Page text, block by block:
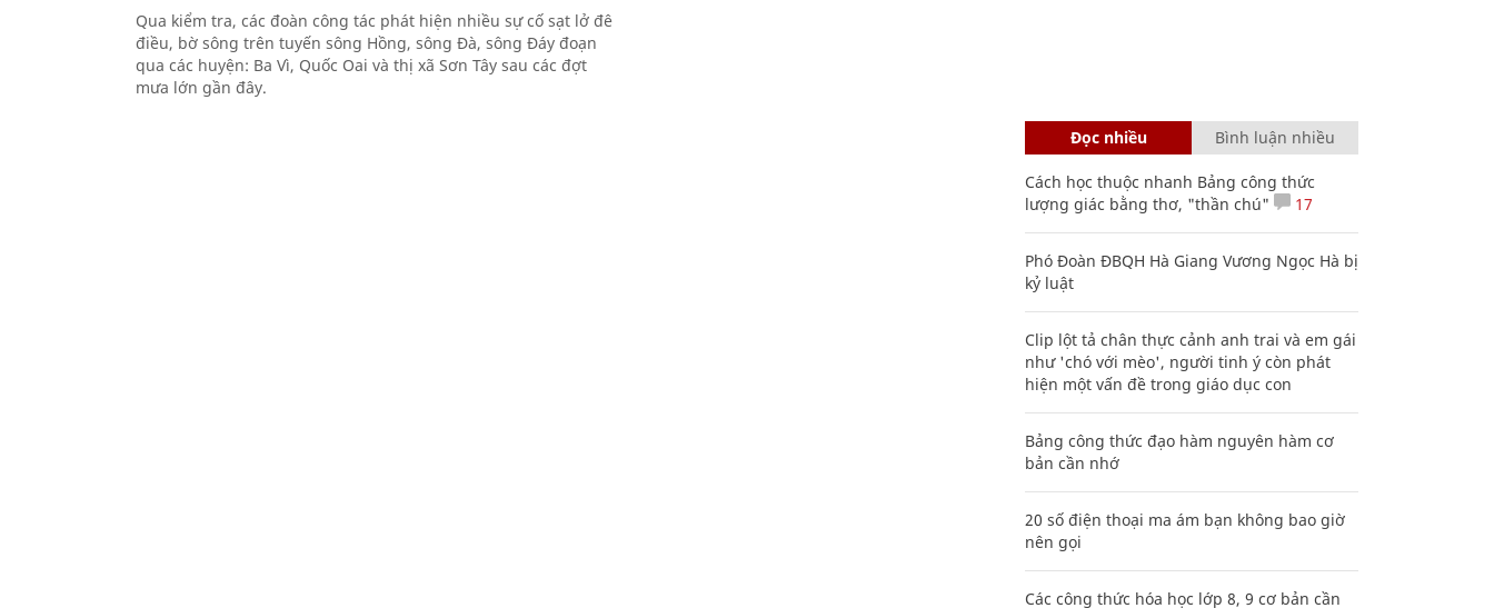
Qua kiểm tra, các đoàn công tác phát hiện nhiều sự cố sạt lở đê
điều, bờ sông trên tuyến sông Hồng, sông Đà, sông Đáy đoạn
qua các huyện: Ba Vì, Quốc Oai và thị xã Sơn Tây sau các đợt
mưa lớn gần đây.
Đọc nhiều Bình luận nhiều
Cách học thuộc nhanh Bảng công thức
lượng giác bằng thơ, "thần chú"
17
Phó Đoàn ĐBQH Hà Giang Vương Ngọc Hà bị
kỷ luật
Clip lột tả chân thực cảnh anh trai và em gái
như 'chó với mèo', người tinh ý còn phát
hiện một vấn đề trong giáo dục con
Bảng công thức đạo hàm nguyên hàm cơ
bản cần nhớ
20 số điện thoại ma ám bạn không bao giờ
nên gọi
Các công thức hóa học lớp 8, 9 cơ bản cần